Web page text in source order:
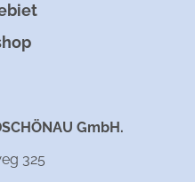
GmbH.
325